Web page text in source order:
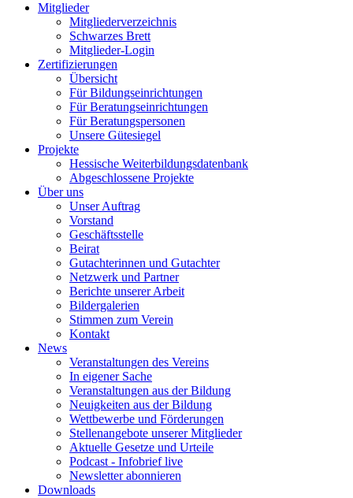
Mitglieder
Mitgliederverzeichnis
Schwarzes Brett
Mitglieder-Login
Zertifizierungen
Übersicht
Für Bildungseinrichtungen
Für Beratungseinrichtungen
Für Beratungspersonen
Unsere Gütesiegel
Projekte
Hessische Weiterbildungsdatenbank
Abgeschlossene Projekte
Über uns
Unser Auftrag
Vorstand
Geschäftsstelle
Beirat
Gutachterinnen und Gutachter
Netzwerk und Partner
Berichte unserer Arbeit
Bildergalerien
Stimmen zum Verein
Kontakt
News
Veranstaltungen des Vereins
In eigener Sache
Veranstaltungen aus der Bildung
Neuigkeiten aus der Bildung
Wettbewerbe und Förderungen
Stellenangebote unserer Mitglieder
Aktuelle Gesetze und Urteile
Podcast - Infobrief live
Newsletter abonnieren
Downloads